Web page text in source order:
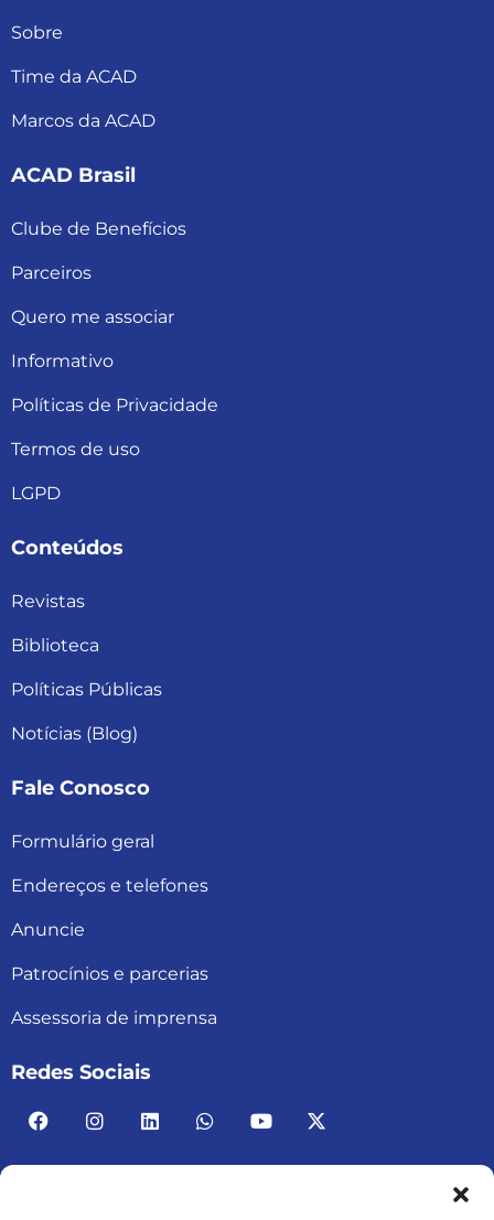
Sobre
Time da ACAD
Marcos da ACAD
ACAD Brasil
Clube de Benefícios
Parceiros
Quero me associar
Informativo
Políticas de Privacidade
Termos de uso
LGPD
Conteúdos
Revistas
Biblioteca
Políticas Públicas
Notícias (Blog)
Fale Conosco
Formulário geral
Endereços e telefones
Anuncie
Patrocínios e parcerias
Assessoria de imprensa
Redes Sociais